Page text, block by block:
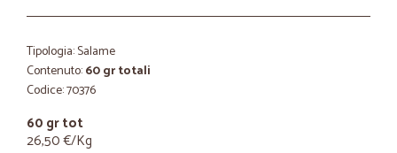
Tipologia: Salame
Contenuto:60 gr totali
Codice: 70376
60 gr tot
26,50 €/Kg